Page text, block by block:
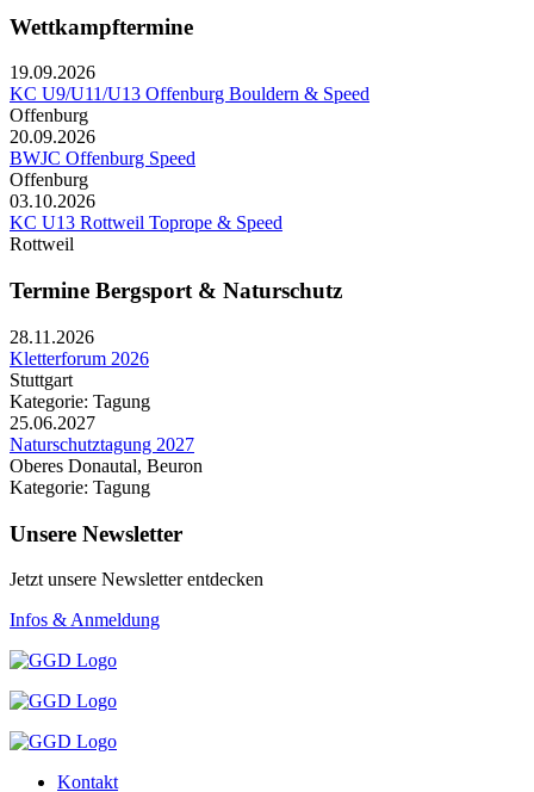
Wettkampftermine
19.09.2026
KC U9/U11/U13 Offenburg Bouldern & Speed
Offenburg
20.09.2026
BWJC Offenburg Speed
Offenburg
03.10.2026
KC U13 Rottweil Toprope & Speed
Rottweil
Termine Bergsport & Naturschutz
28.11.2026
Kletterforum 2026
Stuttgart
Kategorie: Tagung
25.06.2027
Naturschutztagung 2027
Oberes Donautal, Beuron
Kategorie: Tagung
Unsere Newsletter
Jetzt unsere Newsletter entdecken
Infos & Anmeldung
Kontakt